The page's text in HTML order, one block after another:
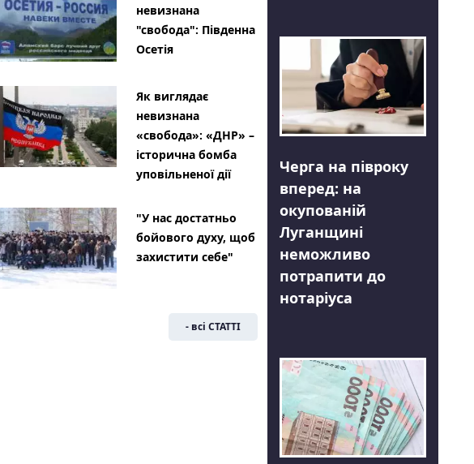
невизнана
"свобода": Південна
Осетія
Як виглядає
невизнана
«свобода»: «ДНР» –
історична бомба
уповільненої дії
"У нас достатньо
бойового духу, щоб
захистити себе"
- всі СТАТТІ
Черга на півроку
вперед: на
окупованій
Луганщині
неможливо
потрапити до
нотаріуса